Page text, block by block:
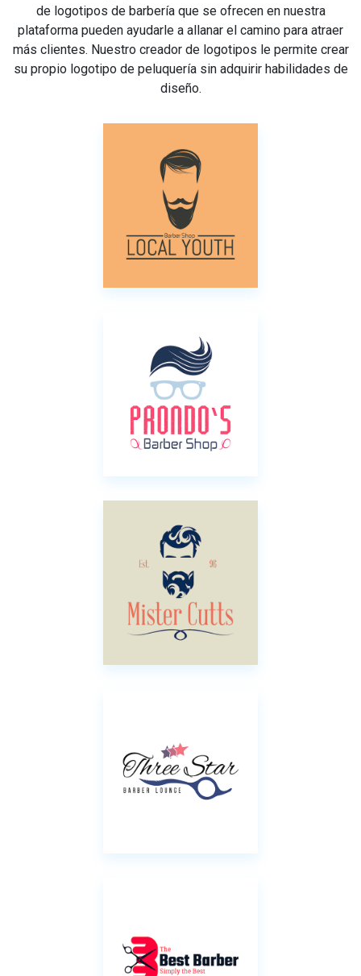
de logotipos de barbería que se ofrecen en nuestra
plataforma pueden ayudarle a allanar el camino para atraer
más clientes. Nuestro creador de logotipos le permite crear
su propio logotipo de peluquería sin adquirir habilidades de
diseño.